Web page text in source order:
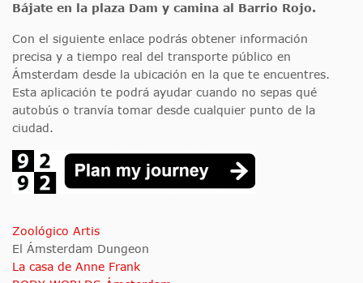
Bájate en la plaza Dam y camina al Barrio Rojo.
Con el siguiente enlace podrás obtener información
precisa y a tiempo real del transporte público en
Ámsterdam desde la ubicación en la que te encuentres.
Esta aplicación te podrá ayudar cuando no sepas qué
autobús o tranvía tomar desde cualquier punto de la
ciudad.
Zoológico Artis
El Ámsterdam Dungeon
La casa de Anne Frank